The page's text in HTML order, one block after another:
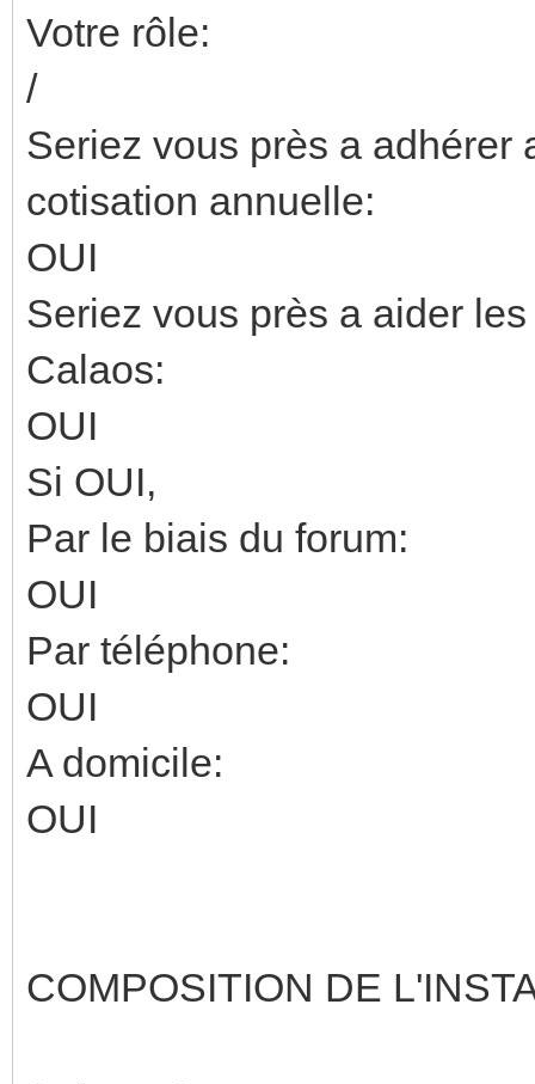
Votre rôle:
/
Seriez vous près a adhérer
cotisation annuelle:
OUI
Seriez vous près a aider
Calaos:
OUI
Si OUI,
Par le biais du forum:
OUI
Par téléphone:
OUI
A domicile:
OUI
COMPOSITION DE